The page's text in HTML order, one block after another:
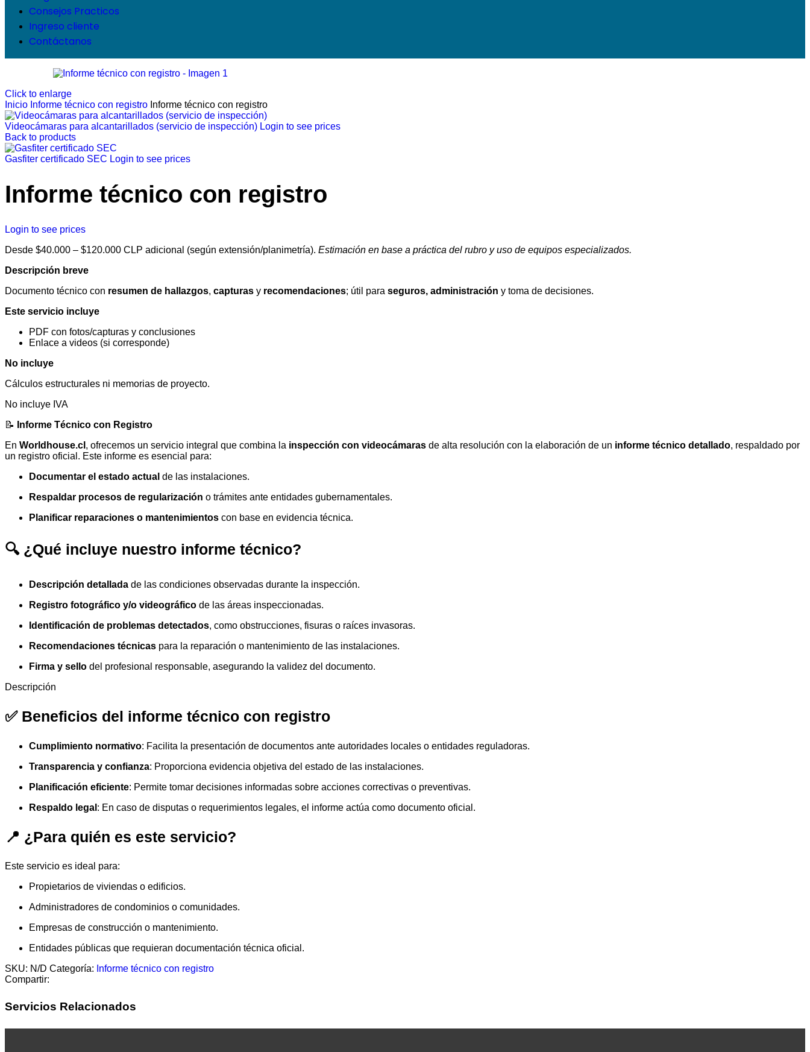
Consejos Practicos
Ingreso cliente
Contáctanos
Click to enlarge
Inicio Informe técnico con registro Informe técnico con registro
Videocámaras para alcantarillados (servicio de inspección) Login to see prices
Back to products
Gasfiter certificado SEC Login to see prices
Informe técnico con registro
Login to see prices
Desde $40.000 – $120.000 CLP adicional (según extensión/planimetría). Estimación en base a práctica del rubro y uso de equipos especializados.
Descripción breve
Documento técnico con resumen de hallazgos, capturas y recomendaciones; útil para seguros, administración y toma de decisiones.
Este servicio incluye
PDF con fotos/capturas y conclusiones
Enlace a videos (si corresponde)
No incluye
Cálculos estructurales ni memorias de proyecto.
No incluye IVA
📝
Informe Técnico con Registro
En Worldhouse.cl , ofrecemos un servicio integral que combina la inspección con videocámaras de alta resolución con la elaboración de un informe técnico detallado, respaldado por
un registro oficial. Este informe es esencial para:
Documentar el estado actual de las instalaciones.
Respaldar procesos de regularización o trámites ante entidades gubernamentales.
Planificar reparaciones o mantenimientos con base en evidencia técnica.
🔍 ¿Qué incluye nuestro informe técnico?
Descripción detallada de las condiciones observadas durante la inspección.
Registro fotográfico y/o videográfico de las áreas inspeccionadas.
Identificación de problemas detectados, como obstrucciones, fisuras o raíces invasoras.
Recomendaciones técnicas para la reparación o mantenimiento de las instalaciones.
Firma y sello del profesional responsable, asegurando la validez del documento.
Descripción
✅ Beneficios del informe técnico con registro
Cumplimiento normativo: Facilita la presentación de documentos ante autoridades locales o entidades reguladoras.
Transparencia y confianza: Proporciona evidencia objetiva del estado de las instalaciones.
Planificación eficiente: Permite tomar decisiones informadas sobre acciones correctivas o preventivas.
Respaldo legal : En caso de disputas o requerimientos legales, el informe actúa como documento oficial.
📍 ¿Para quién es este servicio?
Este servicio es ideal para:
Propietarios de viviendas o edificios.
Administradores de condominios o comunidades.
Empresas de construcción o mantenimiento.
Entidades públicas que requieran documentación técnica oficial.
SKU: N/D Categoría: Informe técnico con registro
Compartir:
Servicios Relacionados